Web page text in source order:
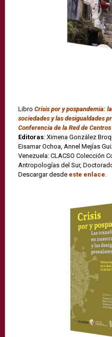
Libro Crisis por y pospandemia:
sociedades y las desigualdades
Conferencia de la Red de
Editoras: Ximena González
Eisamar Ochoa, Annel Mejías
Venezuela: CLACSO Colección
Antropologías del Sur,
Descargar desde este enlace.